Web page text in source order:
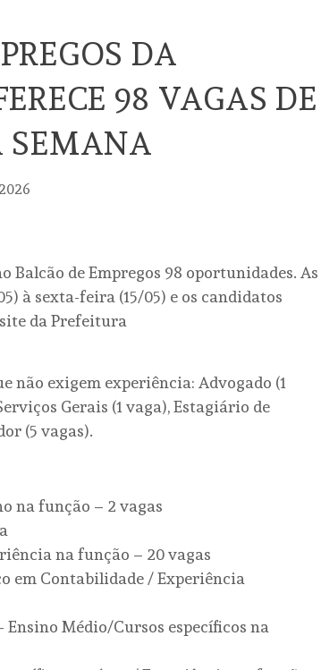
DA
98 VAGAS DE
SEMANA
Balcão de Empregos 98 oportunidades. As
à sexta-feira (15/05) e os candidatos
da Prefeitura
não exigem experiência: Advogado (1
Gerais (1 vaga), Estagiário de
(5 vagas).
na função – 2 vagas
na função – 20 vagas
em Contabilidade / Experiência
Médio/Cursos específicos na